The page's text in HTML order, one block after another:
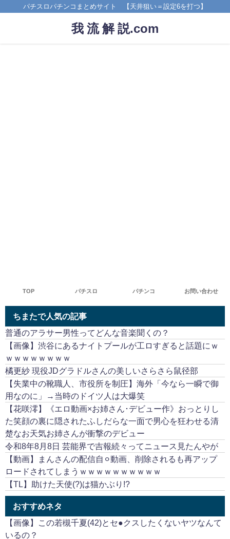
パチスロパチンコまとめサイト 【天井狙い＝設定6を打つ】
我 流 解 説.com
TOP パチスロ パチンコ お問い合わせ
ちまたで人気の記事
普通のアラサー男性ってどんな音楽聞くの？
【画像】渋谷にあるナイトプールが工ロすぎると話題にｗ
ｗｗｗｗｗｗｗｗ
橘更紗 現役JDグラドルさんの美しいさらさら鼠径部
【失業中の靴職人、市役所を制圧】海外「今なら一瞬で御
用なのに」→当時のドイツ人は大爆笑
【花咲澪】《エロ動画×お姉さん･デビュー作》おっとりし
た笑顔の裏に隠されたふしだらな一面で男心を狂わせる清
楚なお天気お姉さんが衝撃のデビュー
令和8年8月8日 芸能界で吉報続々ってニュース見たんやが
【動画】まんさんの配信自⚪︎動画、削除されるも再アップ
ロードされてしまうｗｗｗｗｗｗｗｗｗｗ
【TL】助けた天使(?)は猫かぶり!?
おすすめネタ
【画像】この若槻千夏(42)とセ●クスしたくないヤツなんて
いるの？